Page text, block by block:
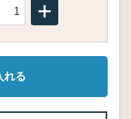
れる